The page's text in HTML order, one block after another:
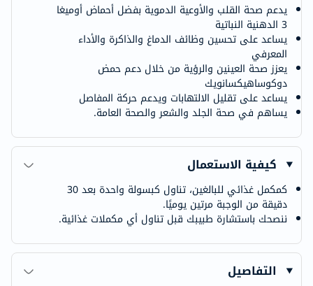
يدعم صحة القلب والأوعية الدموية بفضل أحماض أوميغا
3 الدهنية النباتية
يساعد على تحسين وظائف الدماغ والذاكرة والأداء
المعرفي
يعزز صحة العينين والرؤية من خلال دعم حمض
دوكوساهيكسانويك
يساعد على تقليل الالتهابات ويدعم حركة المفاصل
يساهم في صحة الجلد والشعر والصحة العامة.
كيفية الاستعمال
كمكمل غذائي للبالغين، تناول كبسولة واحدة بعد 30
دقيقة من الوجبة مرتين يوميًا.
ننصحك باستشارة طبيبك قبل تناول أي مكملات غذائية.
التفاصيل